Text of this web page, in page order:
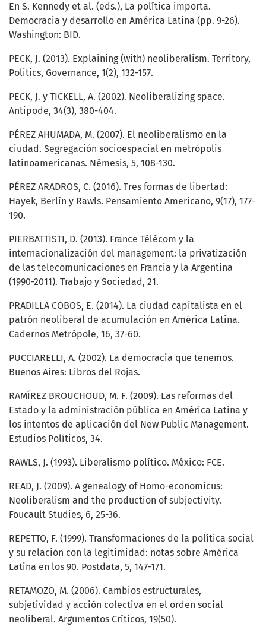
En S. Kennedy et al. (eds.), La política importa.
Democracia y desarrollo en América Latina (pp. 9-26).
Washington: BID.
PECK, J. (2013). Explaining (with) neoliberalism. Territory,
Politics, Governance, 1(2), 132-157.
PECK, J. y TICKELL, A. (2002). Neoliberalizing space.
Antipode, 34(3), 380-404.
PÉREZ AHUMADA, M. (2007). El neoliberalismo en la
ciudad. Segregación socioespacial en metrópolis
latinoamericanas. Némesis, 5, 108-130.
PÉREZ ARADROS, C. (2016). Tres formas de libertad:
Hayek, Berlín y Rawls. Pensamiento Americano, 9(17), 177-
190.
PIERBATTISTI, D. (2013). France Télécom y la
internacionalización del management: la privatización
de las telecomunicaciones en Francia y la Argentina
(1990-2011). Trabajo y Sociedad, 21.
PRADILLA COBOS, E. (2014). La ciudad capitalista en el
patrón neoliberal de acumulación en América Latina.
Cadernos Metrópole, 16, 37-60.
PUCCIARELLI, A. (2002). La democracia que tenemos.
Buenos Aires: Libros del Rojas.
RAMÍREZ BROUCHOUD, M. F. (2009). Las reformas del
Estado y la administración pública en América Latina y
los intentos de aplicación del New Public Management.
Estudios Políticos, 34.
RAWLS, J. (1993). Liberalismo político. México: FCE.
READ, J. (2009). A genealogy of Homo-economicus:
Neoliberalism and the production of subjectivity.
Foucault Studies, 6, 25-36.
REPETTO, F. (1999). Transformaciones de la política social
y su relación con la legitimidad: notas sobre América
Latina en los 90. Postdata, 5, 147-171.
RETAMOZO, M. (2006). Cambios estructurales,
subjetividad y acción colectiva en el orden social
neoliberal. Argumentos Críticos, 19(50).